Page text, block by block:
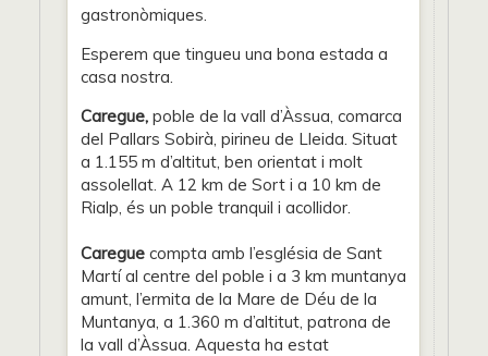
gastronòmiques.
Esperem que tingueu una bona estada a
casa nostra.
Caregue, poble de la vall d’Àssua, comarca
del Pallars Sobirà, pirineu de Lleida. Situat
a 1.155 m d’altitut, ben orientat i molt
assolellat. A 12 km de Sort i a 10 km de
Rialp, és un poble tranquil i acollidor.
Caregue compta amb l’església de Sant
Martí al centre del poble i a 3 km muntanya
amunt, l’ermita de la Mare de Déu de la
Muntanya, a 1.360 m d’altitut, patrona de
la vall d’Àssua. Aquesta ha estat